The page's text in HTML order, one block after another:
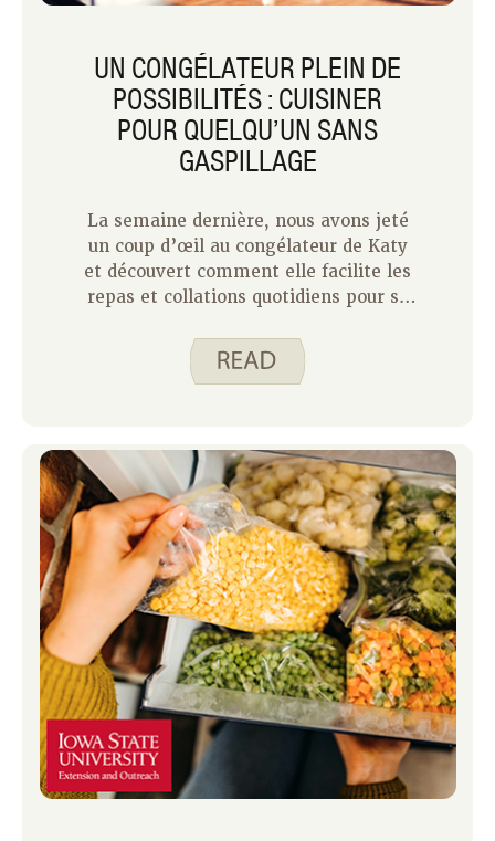
UN CONGÉLATEUR PLEIN DE
POSSIBILITÉS : CUISINER
POUR QUELQU’UN SANS
GASPILLAGE
La semaine dernière, nous avons jeté
un coup d’œil au congélateur de Katy
et découvert comment elle facilite les
repas et collations quotidiens pour sa
des surgelés. Cette semaine, je peux
partager comment j’utilise mon
cuisiner pour une personne est plus
simple car je n’ai que moi-même à
satisfaire et je sais ce que j’aime.
Cependant, cuisiner pour un ou deux
nécessite une planification minutieuse
afin de minimiser le gaspillage et de
tirer le meilleur parti de vos efforts.